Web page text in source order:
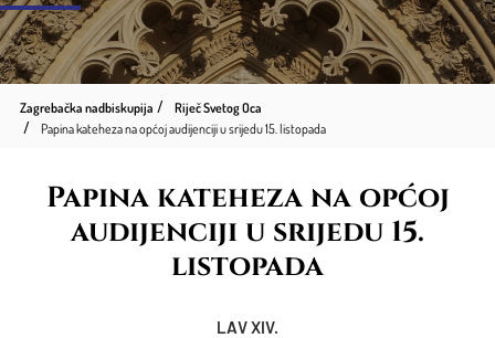
Zagrebačka nadbiskupija
Riječ Svetog Oca
Papina kateheza na općoj audijenciji u srijedu 15. listopada
Papina kateheza na općoj
audijenciji u srijedu 15.
listopada
LAV XIV.